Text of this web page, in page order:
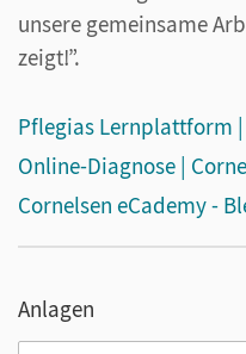
unsere gemeinsame
zeigt!”.
Pflegias Lernplattform |
Online-Diagnose |
Anlagen